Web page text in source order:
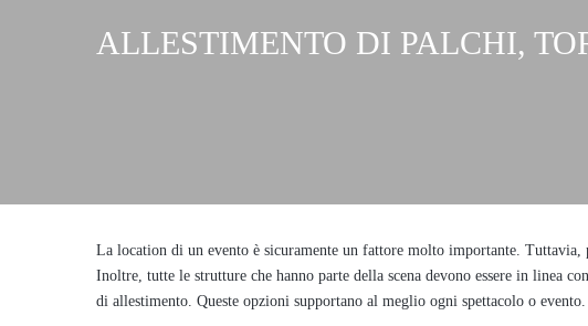
ALLESTIMENTO DI PALCHI,
La location di un evento è sicuramente un fattore molto importante. Tuttavia,
Inoltre, tutte le strutture che hanno parte della scena devono essere in linea
di allestimento. Queste opzioni supportano al meglio ogni spettacolo o evento.